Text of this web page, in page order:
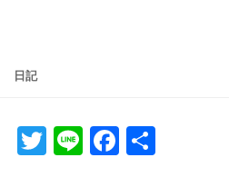
日記
Twitter
LineFacebook